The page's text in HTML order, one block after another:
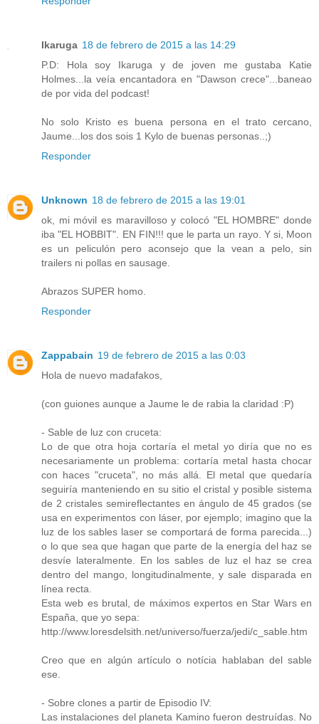
Ikaruga 18 de febrero de 2015 a las 14:29
P.D: Hola soy Ikaruga y de joven me gustaba Katie
Holmes...la veía encantadora en "Dawson crece"...baneao
de por vida del podcast!
No solo Kristo es buena persona en el trato cercano,
Jaume...los dos sois 1 Kylo de buenas personas..;)
Responder
Unknown 18 de febrero de 2015 a las 19:01
ok, mi móvil es maravilloso y colocó "EL HOMBRE" donde
iba "EL HOBBIT". EN FIN!!! que le parta un rayo. Y si, Moon
es un peliculón pero aconsejo que la vean a pelo, sin
trailers ni pollas en sausage.
Abrazos SUPER homo.
Responder
Zappabain 19 de febrero de 2015 a las 0:03
Hola de nuevo madafakos,
(con guiones aunque a Jaume le de rabia la claridad :P)
- Sable de luz con cruceta:
Lo de que otra hoja cortaría el metal yo diría que no es
necesariamente un problema: cortaría metal hasta chocar
con haces "cruceta", no más allá. El metal que quedaría
seguiría manteniendo en su sitio el cristal y posible sistema
de 2 cristales semireflectantes en ángulo de 45 grados (se
usa en experimentos con láser, por ejemplo; imagino que la
luz de los sables laser se comportará de forma parecida...)
o lo que sea que hagan que parte de la energía del haz se
desvíe lateralmente. En los sables de luz el haz se crea
dentro del mango, longitudinalmente, y sale disparada en
línea recta.
Esta web es brutal, de máximos expertos en Star Wars en
España, que yo sepa:
http://www.loresdelsith.net/universo/fuerza/jedi/c_sable.htm
Creo que en algún artículo o notícia hablaban del sable
ese.
- Sobre clones a partir de Episodio IV:
Las instalaciones del planeta Kamino fueron destruídas. No